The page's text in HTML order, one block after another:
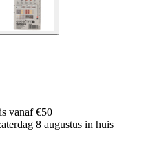
vanaf €50
8 augustus in huis